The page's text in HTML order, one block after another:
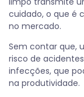
cuidado, o que é
no mercado.
Sem contar que,
risco de
infecções, que
na produtividade.